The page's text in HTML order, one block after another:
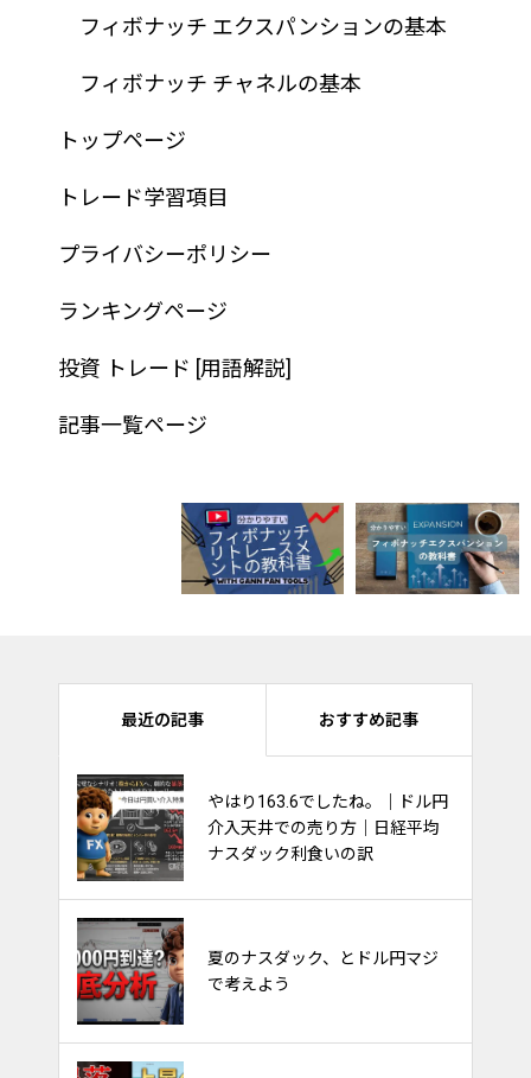
フィボナッチ エクスパンションの基本
フィボナッチ チャネルの基本
トップページ
トレード学習項目
プライバシーポリシー
ランキングページ
投資 トレード [用語解説]
記事一覧ページ
最近の記事 おすすめ記事
やはり163.6でしたね。｜ドル円
介入天井での売り方｜日経平均
ナスダック利食いの訳
夏のナスダック、とドル円マジ
で考えよう
ナスダック100は持ち合いを維持
出来るか？他市場への影響多大！
金利と債券と株価の関係～ごちゃ
ごちゃ考えるな～